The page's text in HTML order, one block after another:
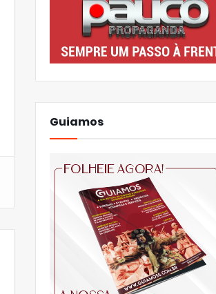
Guiamos